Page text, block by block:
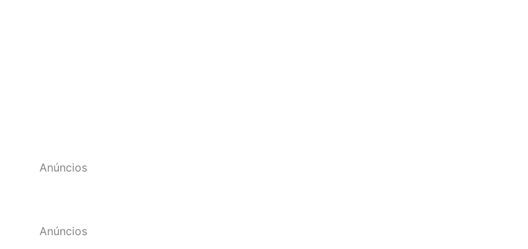
Anúncios
Anúncios